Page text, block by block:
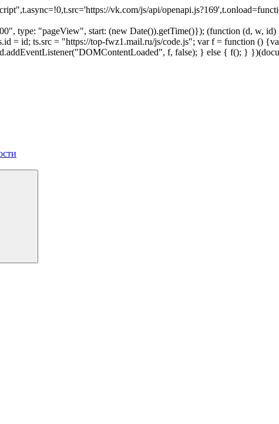
vk.com/js/api/
type: "pageView", start: (new Date()).getTime()}); (function (d, w,
= id; ts.src = "https://top-fwz1.mail.ru/js/code.js"; var f = function ()
f, false); } else { f(); }